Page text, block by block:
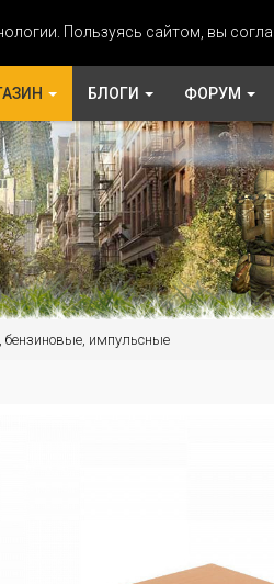
Пользуясь сайтом, вы
БЛОГИ ФОРУМ
бензиновые, импульсные